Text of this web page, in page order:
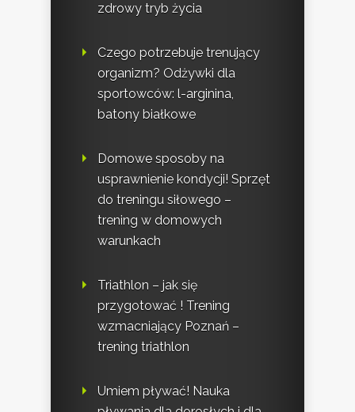
zdrowy tryb życia
Czego potrzebuje trenujący
organizm? Odżywki dla
sportowców: l-arginina,
batony białkowe
Domowe sposoby na
usprawnienie kondycji! Sprzęt
do treningu siłowego –
trening w domowych
warunkach
Triathlon – jak się
przygotować ! Trening
wzmacniający Poznań –
trening triathlon
Umiem pływać! Nauka